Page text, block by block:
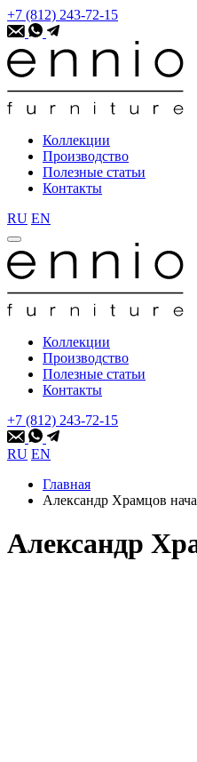
+7 (812) 243-72-15
Коллекции
Производство
Полезные статьи
Контакты
RU EN
Коллекции
Производство
Полезные статьи
Контакты
+7 (812) 243-72-15
RU EN
Главная
Александр Храмцов
Александр